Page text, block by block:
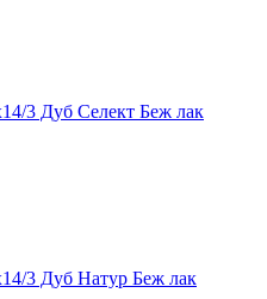
3 Дуб Селект Беж лак
3 Дуб Натур Беж лак